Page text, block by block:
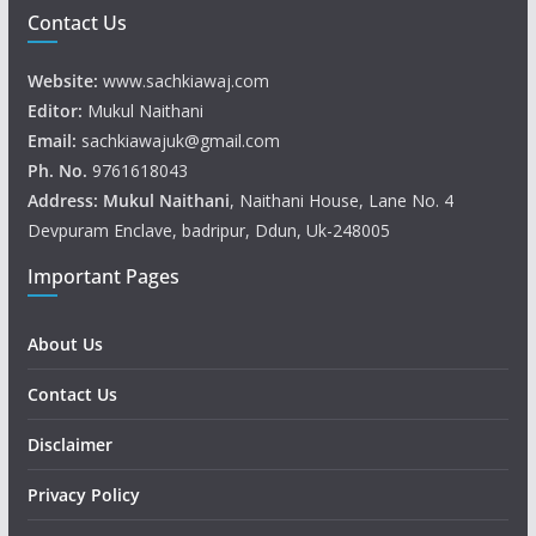
Contact Us
Website: www.sachkiawaj.com
Editor: Mukul Naithani
Email: sachkiawajuk@gmail.com
Ph. No. 9761618043
Address: Mukul Naithani, Naithani House, Lane No. 4
Devpuram Enclave, badripur, Ddun, Uk-248005
Important Pages
About Us
Contact Us
Disclaimer
Privacy Policy